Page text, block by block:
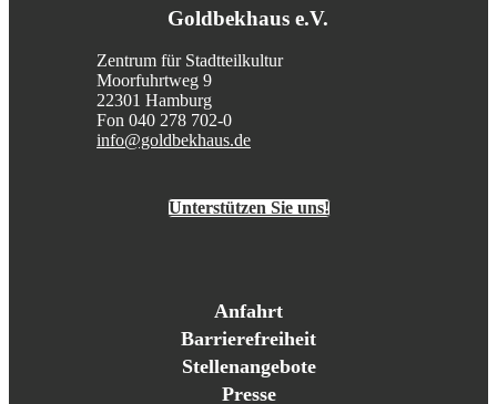
Goldbekhaus e.V.
Zentrum für Stadtteilkultur
Moorfuhrtweg 9
22301 Hamburg
Fon 040 278 702-0
info@goldbekhaus.de
Unterstützen Sie uns!
Anfahrt
Barrierefreiheit
Stellenangebote
Presse